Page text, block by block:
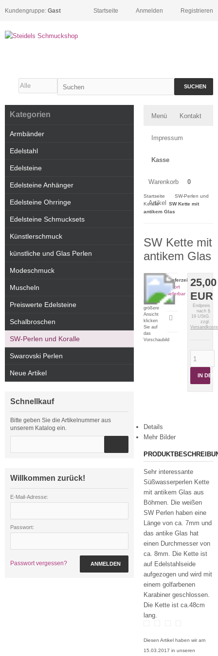
Kundengruppe: Gast Registrieren
Anmelden
Startseite
SUCHEN
Menü Kontakt
Impressum
Kasse
Warenkorb 0
Artikel
Startseite
SW-Perlen und
Koralle
SW Kette mit
antikem Glas
SW Kette mit
antikem Glas
Für eine
größere
Ansicht
klicken
Sie auf
das
Vorschaubild
25,00
EUR
Endpreis
nach §
19 UStG.
zzgl.
IN DEN
Lieferzeit:
sofort
lieferbar
Artikeldatenblatt
drucken
Details
Mehr Bilder
Sehr interessante
Süßwasserperlen Kette
mit antikem Glas aus
Böhmen. Die weißen
SW Perlen haben eine
Länge von ca. 7mm und
das antike Glas hat
einen Durchmesser von
ca. 8mm. Die Kette ist
auf Edelstahlseide
aufgezogen und wird mit
einem golfarbenen
Karabiner geschlossen.
Die Kette ist ca.48cm
lang.
Diesen Artikel haben wir am
15.03.2017 in unseren
Kategorien
Armbänder
Edelstahl
Edelsteine
Edelsteine Anhänger
Edelsteine Ohrringe
Edelsteine Schmucksets
Künstlerschmuck
künstliche und Glas Perlen
Modeschmuck
Muscheln
Preiswerte Edelsteine
Schalbroschen
SW-Perlen und Koralle
Swarovski Perlen
Neue Artikel
Schnellkauf
Bitte geben Sie die Artikelnummer aus
unserem Katalog ein.
Willkommen zurück!
E-Mail-Adresse:
Passwort:
Passwort vergessen? ANMELDEN